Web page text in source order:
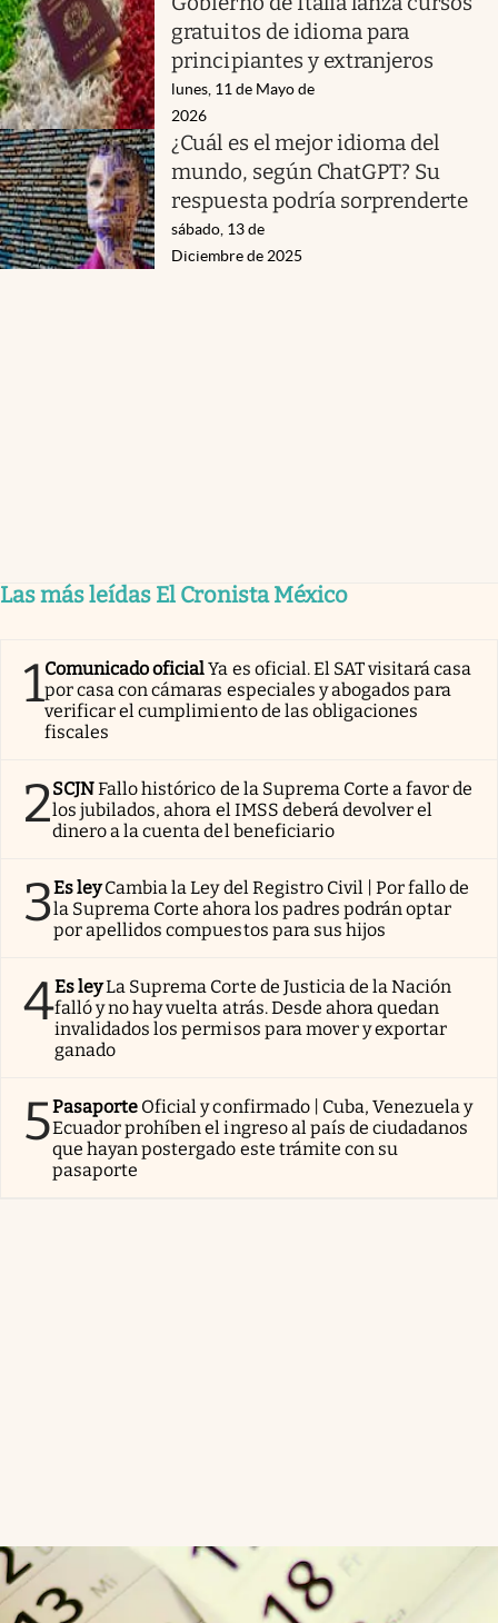
gratuitos de idioma para
principiantes y extranjeros
lunes, 11 de Mayo de
2026
¿Cuál es el mejor idioma del
mundo, según ChatGPT? Su
respuesta podría sorprenderte
sábado, 13 de
Diciembre de 2025
Las más leídas El Cronista México
1Comunicado oficialYa es oficial. El SAT visitará casa
por casa con cámaras especiales y abogados para
verificar el cumplimiento de las obligaciones
fiscales
2SCJNFallo histórico de la Suprema Corte a favor de
los jubilados, ahora el IMSS deberá devolver el
dinero a la cuenta del beneficiario
3Es ley Cambia la Ley del Registro Civil | Por fallo de
la Suprema Corte ahora los padres podrán optar
por apellidos compuestos para sus hijos
4Es leyLa Suprema Corte de Justicia de la Nación
falló y no hay vuelta atrás. Desde ahora quedan
invalidados los permisos para mover y exportar
ganado
5Pasaporte Oficial y confirmado | Cuba, Venezuela y
Ecuador prohíben el ingreso al país de ciudadanos
que hayan postergado este trámite con su
pasaporte